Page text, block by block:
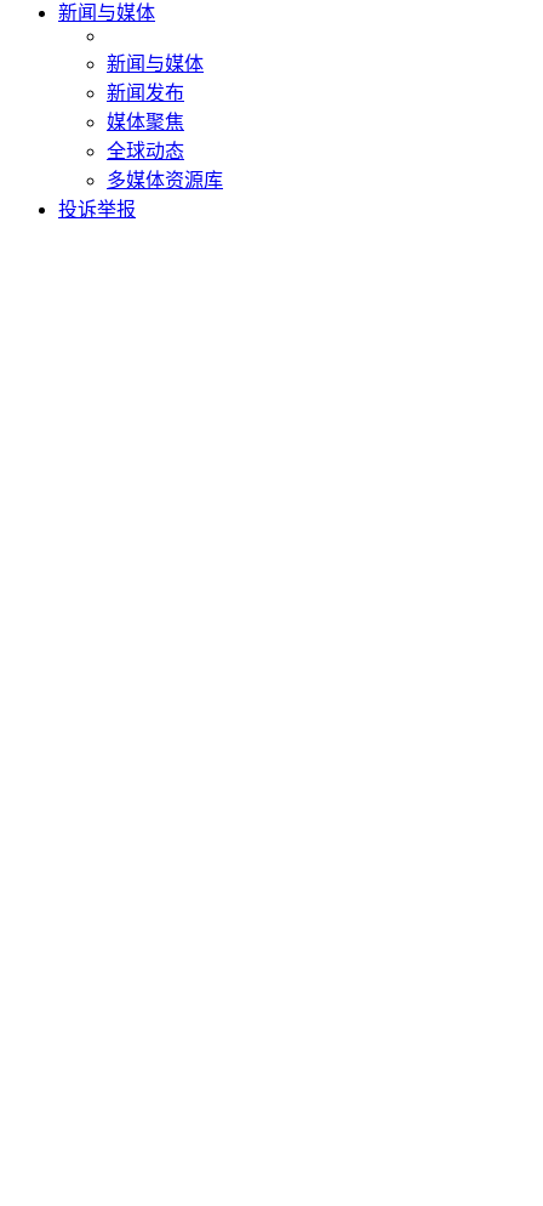
新闻与媒体
新闻与媒体
新闻发布
媒体聚焦
全球动态
多媒体资源库
投诉举报